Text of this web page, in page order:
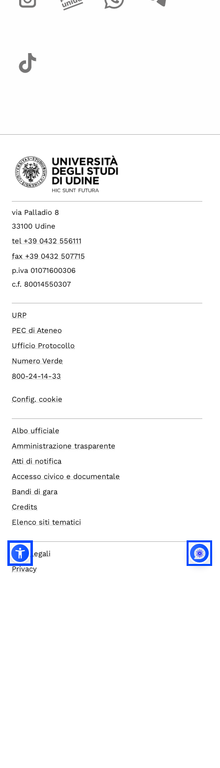
via Palladio 8
33100 Udine
tel +39 0432 556111
fax +39 0432 507715
p.iva 01071600306
c.f. 80014550307
URP
PEC di Ateneo
Ufficio Protocollo
Numero Verde
800-24-14-33
Config. cookie
Albo ufficiale
Amministrazione trasparente
Atti di notifica
Accesso civico e documentale
Bandi di gara
Credits
Elenco siti tematici
Note legali
Privacy